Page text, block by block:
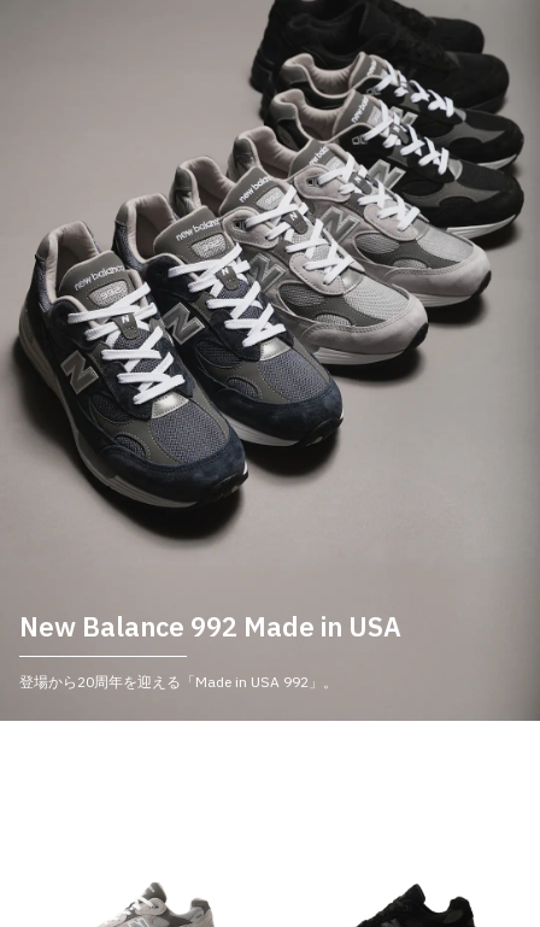
New Balance 992 Made in USA
登場から20周年を迎える「Made in USA 992」。